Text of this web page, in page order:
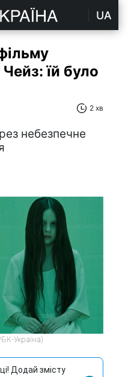
UA
їй було
2 хв
небезпечне
Україна)
Додай змісту